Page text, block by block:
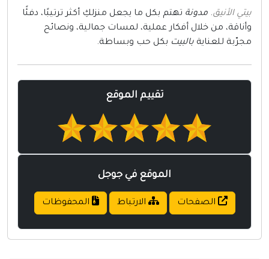
الأنيق.مدونةتهتم بكل ما يجعل منزلكِ أكثر ترتيبًا، دفئًا
من خلال أفكار عملية، لمسات جمالية، ونصائح
للعنايةبالبيتبكل حب وبساطة.
تقييم الموقع
الموقع في جوجل
الصفحات الارتباط المحفوظات